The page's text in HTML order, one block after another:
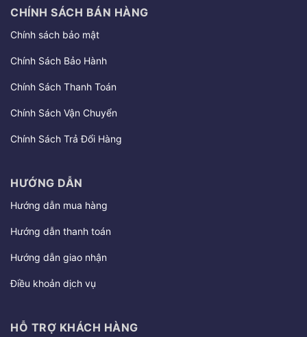
CHÍNH SÁCH BÁN HÀNG
Chính sách bảo mật
Chính Sách Bảo Hành
Chính Sách Thanh Toán
Chính Sách Vận Chuyển
Chính Sách Trả Đổi Hàng
HƯỚNG DẪN
Hướng dẫn mua hàng
Hướng dẫn thanh toán
Hướng dẫn giao nhận
Điều khoản dịch vụ
HỖ TRỢ KHÁCH HÀNG